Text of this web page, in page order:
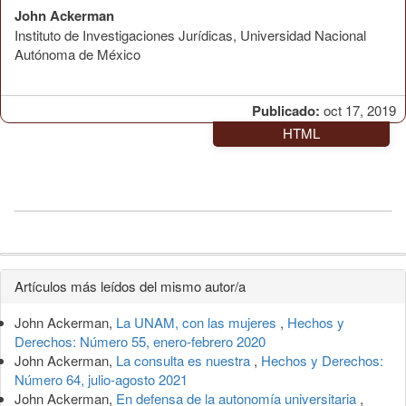
Publicado: oct 17, 2019
John Ackerman
Instituto de Investigaciones Jurídicas, Universidad Nacional
Autónoma de México
HTML
Detalles
del
artículo
Artículos más leídos del mismo autor/a
John Ackerman, La UNAM, con las mujeres , Hechos y
Derechos: Número 55, enero-febrero 2020
John Ackerman, La consulta es nuestra , Hechos y Derechos:
Número 64, julio-agosto 2021
John Ackerman, En defensa de la autonomía universitaria ,